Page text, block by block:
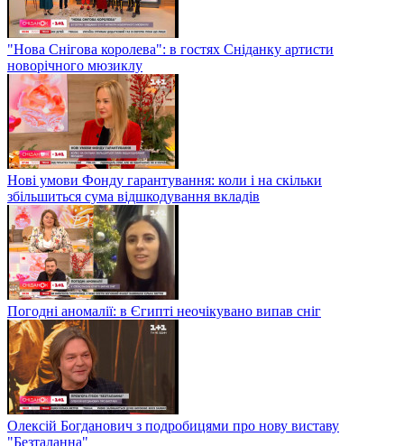
"Нова Снігова королева": в гостях Сніданку артисти
новорічного мюзиклу
Нові умови Фонду гарантування: коли і на скільки
збільшиться сума відшкодування вкладів
Погодні аномалії: в Єгипті неочікувано випав сніг
Олексій Богданович з подробицями про нову виставу
"Безталанна"